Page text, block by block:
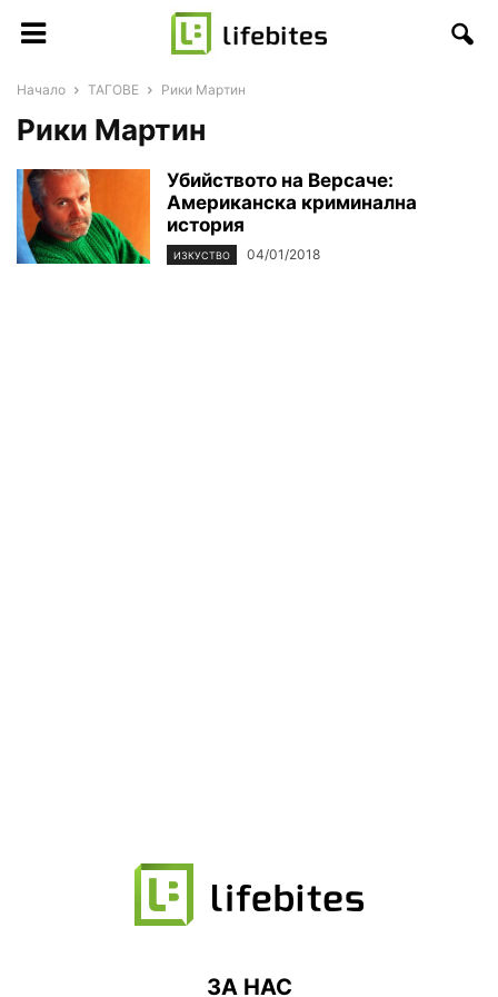
Начало ТАГОВЕ Рики Мартин
Рики Мартин
Убийството на Версаче:
Американска криминална
история
ИЗКУСТВО 04/01/2018
ЗА НАС